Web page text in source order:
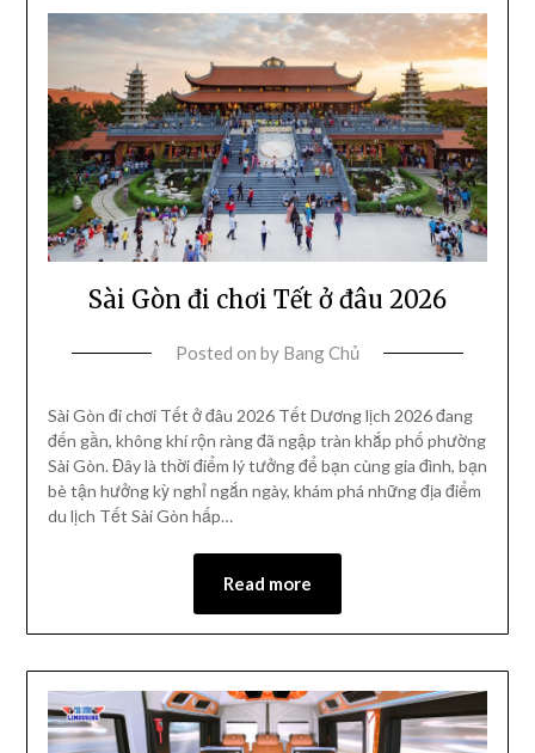
Sài Gòn đi chơi Tết ở đâu 2026
Posted on by Bang Chủ
Sài Gòn đi chơi Tết ở đâu 2026 Tết Dương lịch 2026 đang
đến gần, không khí rộn ràng đã ngập tràn khắp phố phường
Sài Gòn. Đây là thời điểm lý tưởng để bạn cùng gia đình, bạn
bè tận hưởng kỳ nghỉ ngắn ngày, khám phá những địa điểm
du lịch Tết Sài Gòn hấp…
Read more